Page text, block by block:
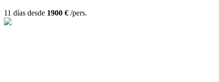
11 días desde 1900 € /pers.